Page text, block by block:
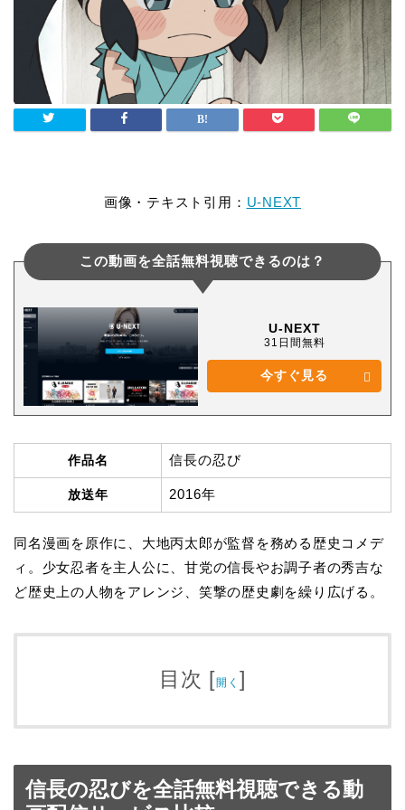
画像・テキスト引用： U-NEXT
この動画を全話無料視聴できるのは？
U-NEXT
31日間無料
今すぐ見る
作品名 信長の忍び
放送年 2016年
同名漫画を原作に、大地丙太郎が監督を務める歴史コメデ
ィ。少女忍者を主人公に、甘党の信長やお調子者の秀吉な
ど歴史上の人物をアレンジ、笑撃の歴史劇を繰り広げる。
目次 [開く ]
信長の忍びを全話無料視聴できる動